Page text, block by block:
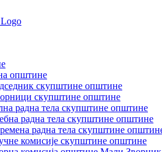
општине
скупштине општине
скупштине општине
радна тела скупштине општине
радна тела скупштине општине
радна тела скупштине
комисије скупштине општине